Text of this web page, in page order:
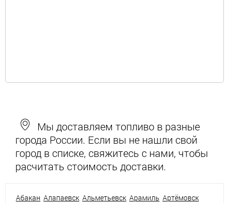
Мы доставляем топливо в разные
города России. Если вы не нашли свой
город в списке, свяжитесь с нами, чтобы
расчитать стоимость доставки.
Абакан Алапаевск Альметьевск Арамиль Артёмовск